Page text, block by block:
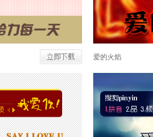
爱的火焰